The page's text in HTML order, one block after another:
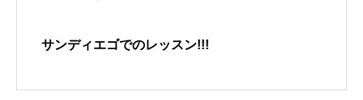
サンディエゴでのレッスン!!!